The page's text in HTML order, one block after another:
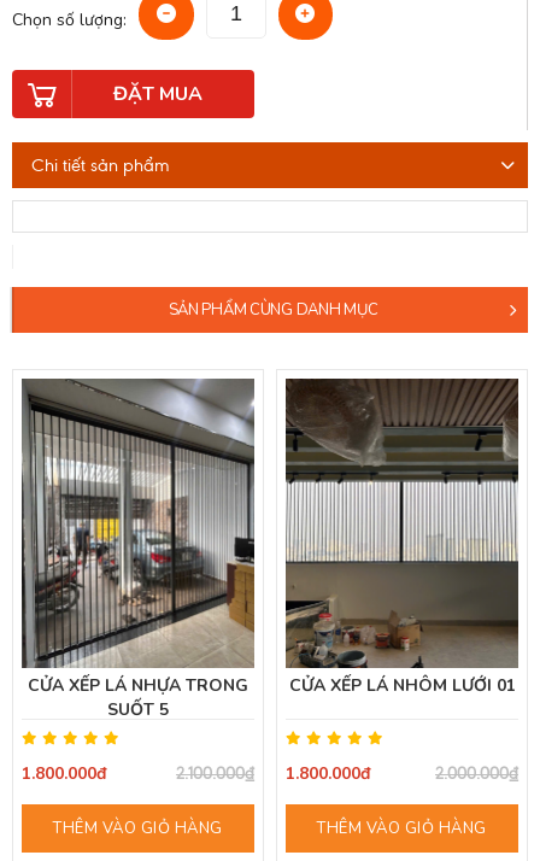
Chọn số lượng:
ĐẶT MUA
Chi tiết sản phẩm
SẢN PHẨM CÙNG DANH MỤC
CỬA XẾP LÁ NHỰA TRONG
SUỐT 5
1.800.000đ 2.100.000₫
THÊM VÀO GIỎ HÀNG
CỬA XẾP LÁ NHÔM LƯỚI 01
1.800.000đ 2.000.000₫
THÊM VÀO GIỎ HÀNG